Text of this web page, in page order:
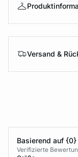
Versand &
Basierend auf
Verifizierte